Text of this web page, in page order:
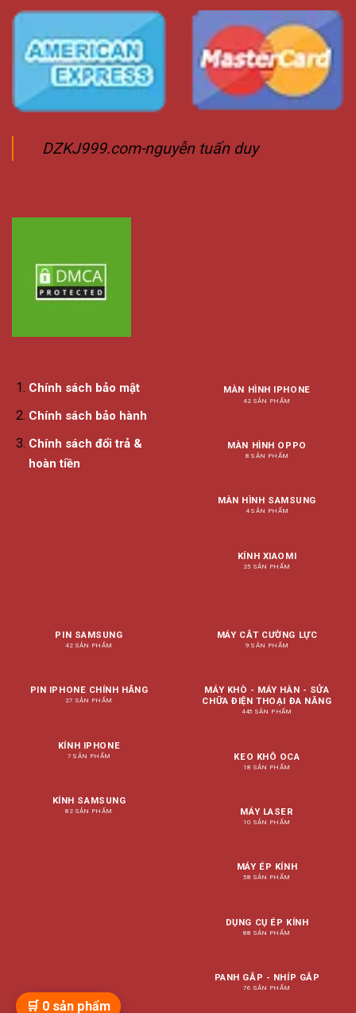
DZKJ999.com-nguyễn tuấn duy
Chính sách bảo mật
Chính sách bảo hành
Chính sách đổi trả &
hoàn tiền
MÀN HÌNH IPHONE
42 SẢN PHẨM
MÀN HÌNH OPPO
8 SẢN PHẨM
MÀN HÌNH SAMSUNG
4 SẢN PHẨM
KÍNH XIAOMI
25 SẢN PHẨM
PIN SAMSUNG
42 SẢN PHẨM
PIN IPHONE CHÍNH HÃNG
27 SẢN PHẨM
KÍNH IPHONE
7 SẢN PHẨM
KÍNH SAMSUNG
82 SẢN PHẨM
MÁY CẮT CƯỜNG LỰC
9 SẢN PHẨM
MÁY KHÒ - MÁY HÀN - SỬA
CHỮA ĐIỆN THOẠI ĐA NĂNG
445 SẢN PHẨM
KEO KHÔ OCA
18 SẢN PHẨM
MÁY LASER
10 SẢN PHẨM
MÁY ÉP KÍNH
58 SẢN PHẨM
DỤNG CỤ ÉP KÍNH
88 SẢN PHẨM
PANH GẮP - NHÍP GẮP
76 SẢN PHẨM
🛒 0 sản phẩm